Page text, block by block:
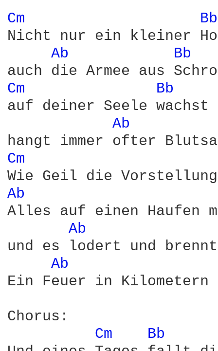
Cm
Nicht nur ein kleiner
Ab
Bb
Cm
Bb
auf deiner Seele wachst
Ab
Cm
Ab
Alles auf einen Haufen
Ab
und es lodert und
Ab
Ein Feuer in Kilometern
Chorus:
Cm
Bb